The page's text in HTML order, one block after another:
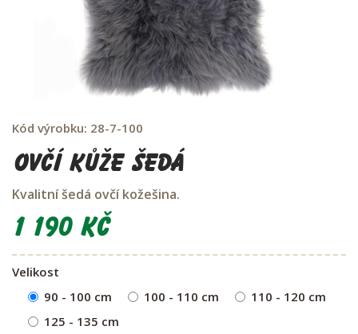
Kód výrobku: 28-7-100
Ovčí kůže šedá
Kvalitní šedá ovčí kožešina.
1 190 Kč
Velikost
90 - 100 cm
100 - 110 cm
110 - 120 cm
125 - 135 cm